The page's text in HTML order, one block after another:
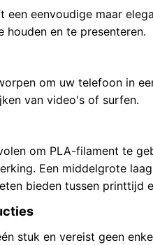
een eenvoudige maar
houden en te presenteren.
om uw telefoon in
van video's of surfen.
om PLA-filament te
Een middelgrote
bieden tussen printtijd
stuk en vereist geen